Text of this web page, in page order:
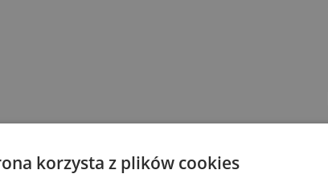
korzysta z plików cookies